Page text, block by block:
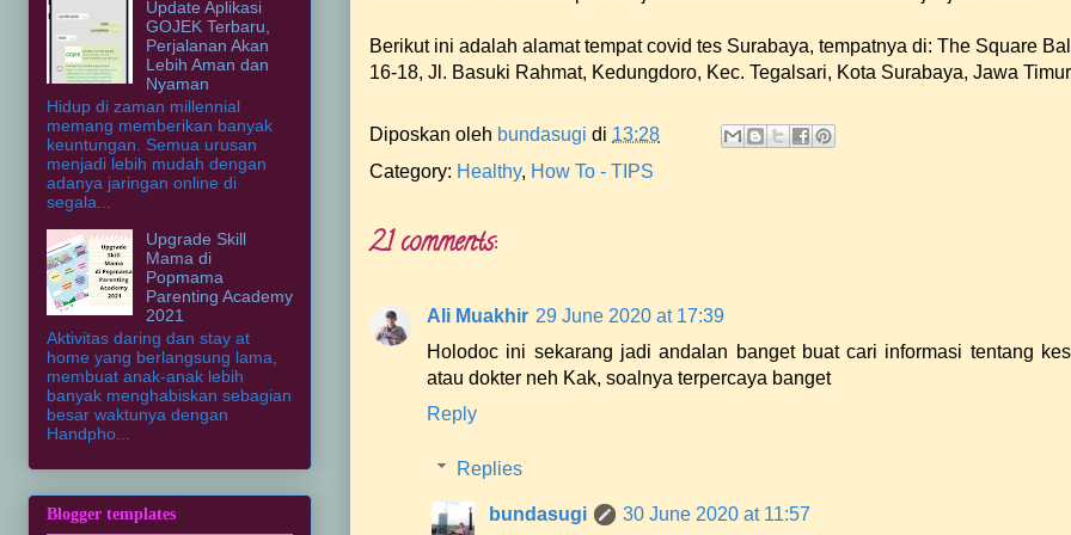
Berikut ini adalah alamat tempat covid tes Surabaya, tempatnya di: The Square
16-18, Jl. Basuki Rahmat, Kedungdoro, Kec. Tegalsari, Kota Surabaya, Jawa Timur
Diposkan oleh bundasugi di 13:28
Category: Healthy, How To - TIPS
21 comments:
Ali Muakhir 29 June 2020 at 17:39
Holodoc ini sekarang jadi andalan banget buat cari informasi tentang
atau dokter neh Kak, soalnya terpercaya banget
Reply
Replies
bundasugi 30 June 2020 at 11:57
Update Aplikasi
GOJEK Terbaru,
Perjalanan Akan
Lebih Aman dan
Nyaman
Hidup di zaman millennial
memang memberikan banyak
keuntungan. Semua urusan
menjadi lebih mudah dengan
adanya jaringan online di
segala...
Upgrade Skill
Mama di
Popmama
Parenting Academy
2021
Aktivitas daring dan stay at
home yang berlangsung lama,
membuat anak-anak lebih
banyak menghabiskan sebagian
besar waktunya dengan
Handpho...
Blogger templates